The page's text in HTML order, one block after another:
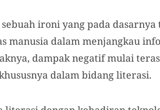
sebuah ironi yang pada
manusia dalam menjangkau
dampak negatif mulai
dalam bidang literasi.